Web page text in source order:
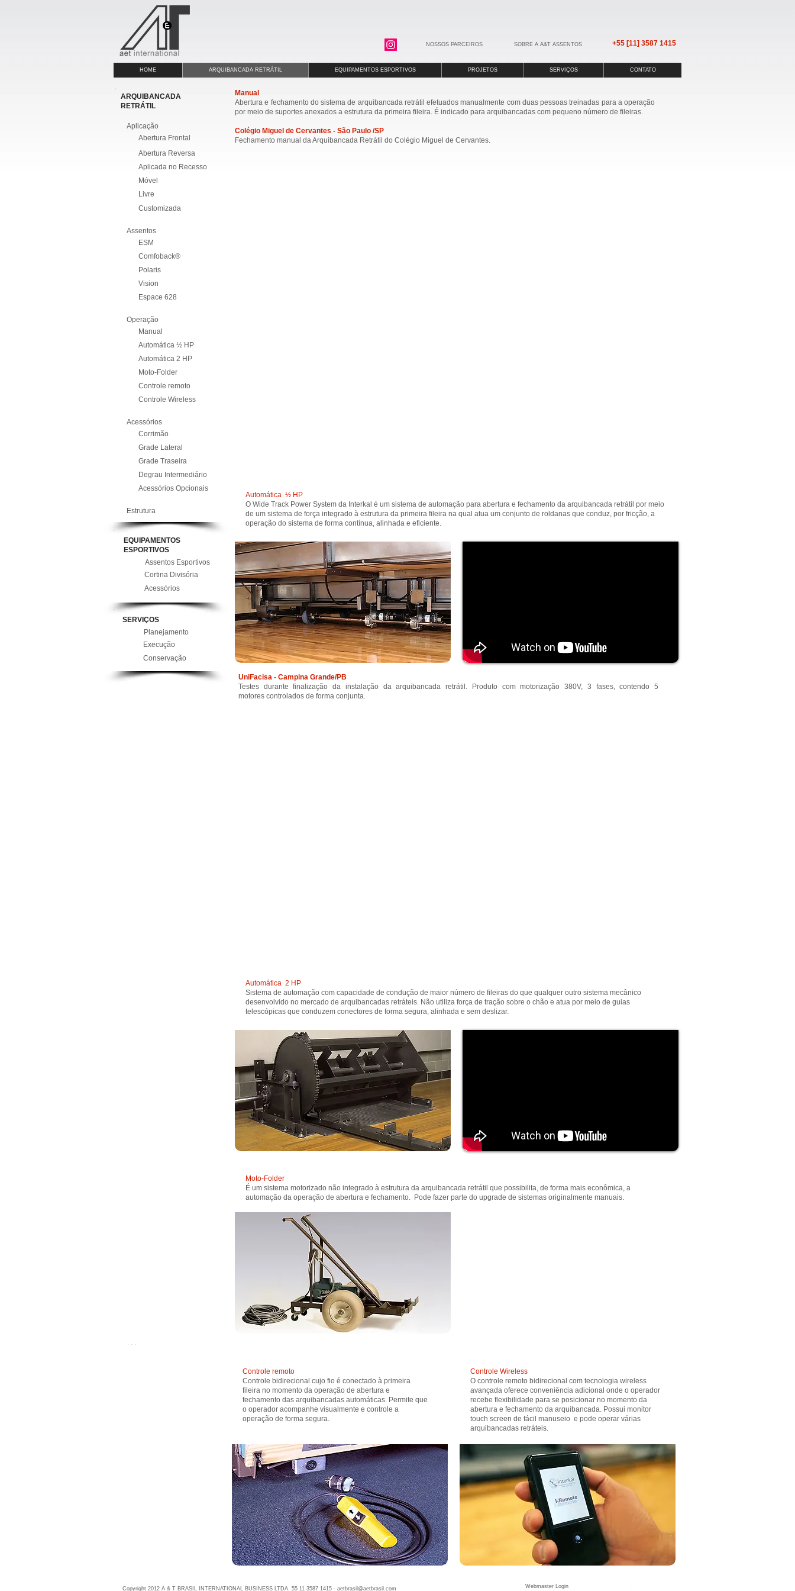
NOSSOS PARCEIROS SOBRE A A&T ASSENTOS +55 [11] 3587 1415
Manual
Abertura e fechamento do sistema de arquibancada retrátil efetuados manualmente com duas pessoas treinadas para a operação
por meio de suportes anexados a estrutura da primeira fileira. É indicado para arquibancadas com pequeno número de fileiras.
Colégio Miguel de Cervantes - São Paulo /SP
Fechamento manual da Arquibancada Retrátil do Colégio Miguel de Cervantes.
Automática ½ HP
O Wide Track Power System da Interkal é um sistema de automação para abertura e fechamento da arquibancada retrátil por meio
de um sistema de força integrado à estrutura da primeira fileira na qual atua um conjunto de roldanas que conduz, por fricção, a
operação do sistema de forma contínua, alinhada e eficiente.
UniFacisa - Campina Grande/PB
Testes durante finalização da instalação da arquibancada retrátil. Produto com motorização 380V, 3 fases, contendo 5
motores controlados de forma conjunta.
ARQUIBANCADA
RETRÁTIL
Aplicação
Abertura Frontal
Abertura Reversa
Aplicada no Recesso
Móvel
Livre
Customizada
Assentos
ESM
Comfoback®
Polaris
Vision
Espace 628
Operação
Manual
Automática ½ HP
Automática 2 HP
Moto-Folder
Controle remoto
Controle Wireless
Acessórios
Corrimão
Grade Lateral
Grade Traseira
Degrau Intermediário
Acessórios Opcionais
Estrutura
EQUIPAMENTOS
ESPORTIVOS
Assentos Esportivos
Cortina Divisória
Acessórios
SERVIÇOS
Planejamento
Execução
Conservação
Automática 2 HP
Sistema de automação com capacidade de condução de maior número de fileiras do que qualquer outro sistema mecânico
desenvolvido no mercado de arquibancadas retráteis. Não utiliza força de tração sobre o chão e atua por meio de guias
telescópicas que conduzem conectores de forma segura, alinhada e sem deslizar.
Moto-Folder
É um sistema motorizado não integrado à estrutura da arquibancada retrátil que possibilita, de forma mais econômica, a
automação da operação de abertura e fechamento. Pode fazer parte do upgrade de sistemas originalmente manuais.
. . .
Controle remoto
Controle bidirecional cujo fio é conectado à primeira
fileira no momento da operação de abertura e
fechamento das arquibancadas automáticas. Permite que
o operador acompanhe visualmente e controle a
operação de forma segura.
Controle Wireless
O controle remoto bidirecional com tecnologia wireless
avançada oferece conveniência adicional onde o operador
recebe flexibilidade para se posicionar no momento da
abertura e fechamento da arquibancada. Possui monitor
touch screen de fácil manuseio e pode operar várias
arquibancadas retráteis.
HOME ARQUIBANCADA RETRÁTIL EQUIPAMENTOS ESPORTIVOS PROJETOS SERVIÇOS CONTATO
Copyright 2012 A & T BRASIL INTERNATIONAL BUSINESS LTDA. 55 11 3587 1415 - aetbrasil@aetbrasil.com Webmaster Login